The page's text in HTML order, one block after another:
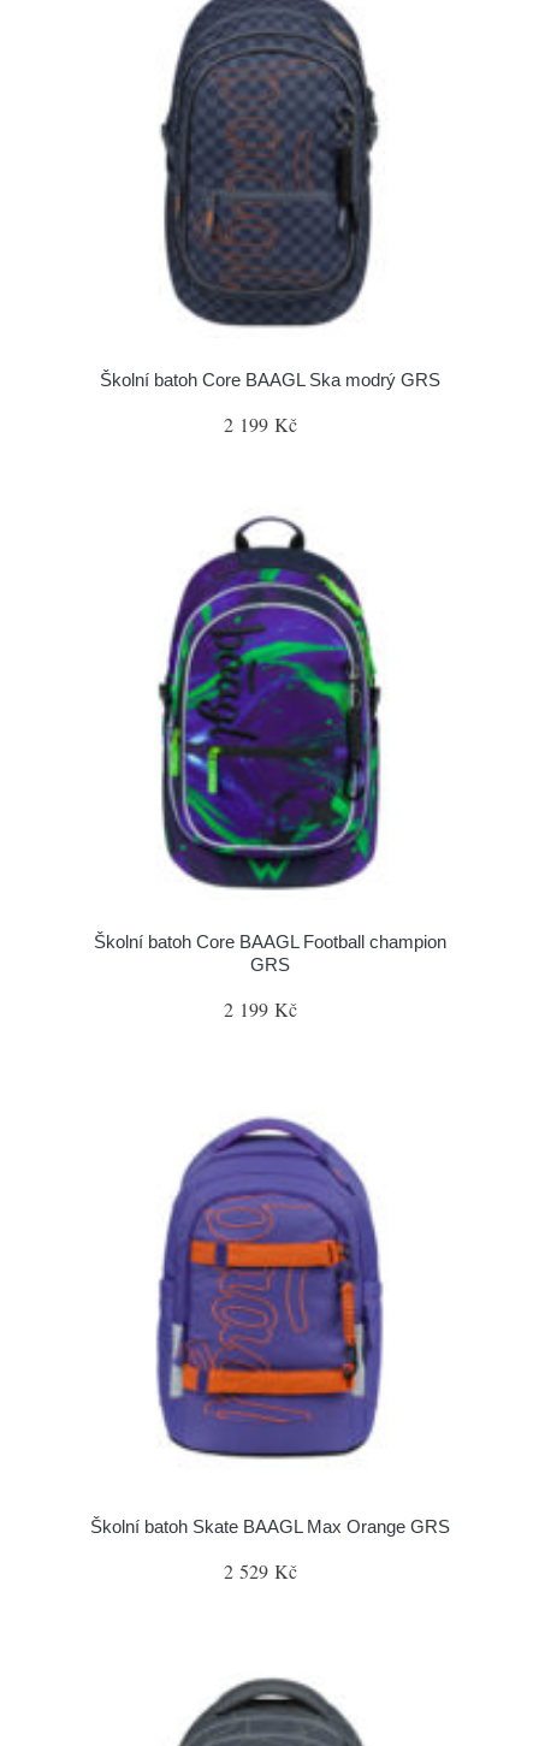
Školní batoh Core BAAGL Ska modrý GRS
2 199 Kč
Školní batoh Core BAAGL Football champion
GRS
2 199 Kč
Školní batoh Skate BAAGL Max Orange GRS
2 529 Kč